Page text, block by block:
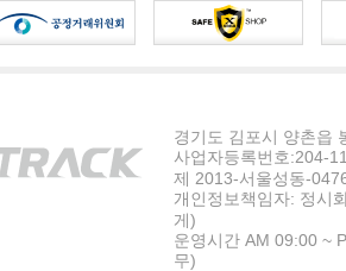
경기도 김포시 양촌읍
사업자등록번호:204-
제 2013-서울성동-
개인정보책임자: 정시
게)
운영시간 AM 09:00 ~
무)